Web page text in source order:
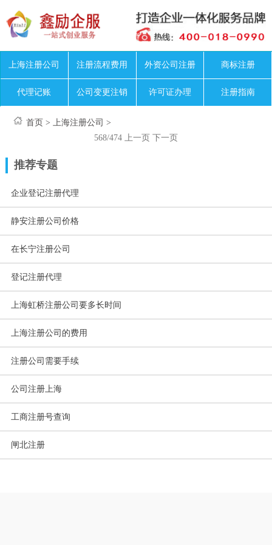
上海注册公司 注册流程费用 外资公司注册 商标注册
代理记账 公司变更注销 许可证办理 注册指南
首页 > 上海注册公司 >
568/474
上一页 下一页
推荐专题
企业登记注册代理
静安注册公司价格
在长宁注册公司
登记注册代理
上海虹桥注册公司要多长时间
上海注册公司的费用
注册公司需要手续
公司注册上海
工商注册号查询
闸北注册